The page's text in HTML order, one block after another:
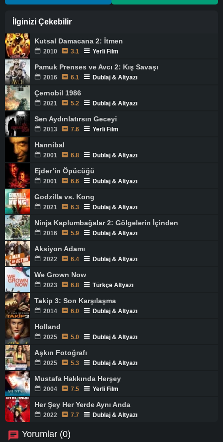
İlginizi Çekebilir
Kutsal Damacana 2: İtmen
2010 3.1 Yerli Film
Pamuk Prenses ve Avcı 2: Kış Savaşı
2016 6.1 Dublaj & Altyazı
Çernobil 1986
2021 5.2 Dublaj & Altyazı
Sen Aydınlatırsın Geceyi
2013 7.6 Yerli Film
Hannibal
2001 6.8 Dublaj & Altyazı
Ejder’in Öpücüğü
2001 6.6 Dublaj & Altyazı
Godzilla vs. Kong
2021 6.3 Dublaj & Altyazı
Ninja Kaplumbağalar 2: Gölgelerin İçinden
2016 5.9 Dublaj & Altyazı
Aksiyon Adamı
2022 6.4 Dublaj & Altyazı
We Grown Now
2023 6.8 Türkçe Altyazı
Takip 3: Son Karşılaşma
2014 6.0 Dublaj & Altyazı
Holland
2025 5.0 Dublaj & Altyazı
Aşkın Fotoğrafı
2025 5.3 Dublaj & Altyazı
Mustafa Hakkında Herşey
2004 7.5 Yerli Film
Her Şey Her Yerde Aynı Anda
2022 7.7 Dublaj & Altyazı
Yorumlar (0)